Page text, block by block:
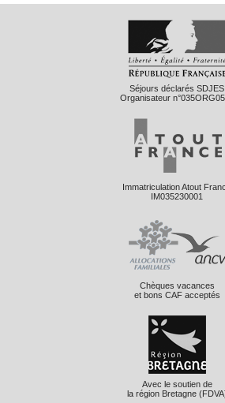
Séjours déclarés SDJES
Organisateur
Immatriculation Atout
IM035230001
Chèques vacances
et bons CAF acceptés
Avec le soutien de
la région Bretagne